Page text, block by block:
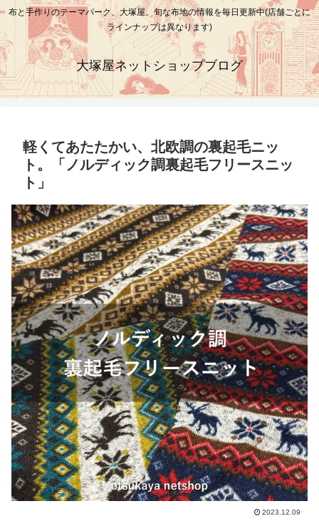
布と手作りのテーマパーク、大塚屋。旬な布地の情報を毎日更新中(店舗ごとに
ラインナップは異なります)
大塚屋ネットショップブログ
軽くてあたたかい、北欧調の裏起毛ニッ
ト。「ノルディック調裏起毛フリースニッ
ト」
2023.12.09